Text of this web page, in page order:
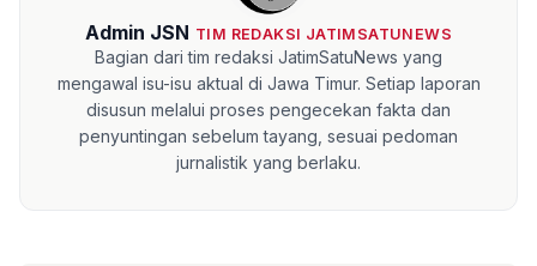
Admin JSN TIM REDAKSI JATIMSATUNEWS
Bagian dari tim redaksi JatimSatuNews yang
mengawal isu-isu aktual di Jawa Timur. Setiap laporan
disusun melalui proses pengecekan fakta dan
penyuntingan sebelum tayang, sesuai pedoman
jurnalistik yang berlaku.